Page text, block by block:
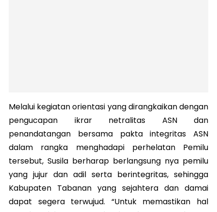
Melalui kegiatan orientasi yang dirangkaikan dengan
pengucapan ikrar netralitas ASN dan
penandatangan bersama pakta integritas ASN
dalam rangka menghadapi perhelatan Pemilu
tersebut, Susila berharap berlangsung nya pemilu
yang jujur dan adil serta berintegritas, sehingga
Kabupaten Tabanan yang sejahtera dan damai
dapat segera terwujud. “Untuk memastikan hal